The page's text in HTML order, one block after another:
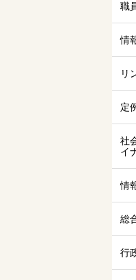
職
情
リ
定
社
イ
情
総
行